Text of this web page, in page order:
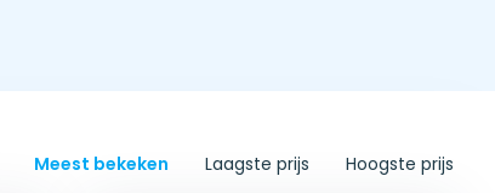
Meest bekeken Laagste prijs Hoogste prijs